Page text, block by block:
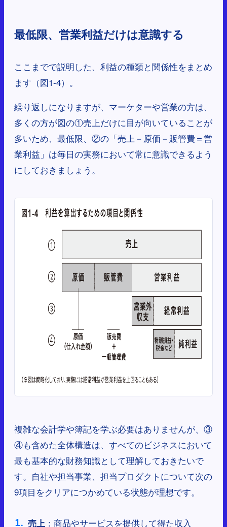
最低限、営業利益だけは意識する
ここまでで説明した、利益の種類と関係性をまとめ
ます（図1-4）。
繰り返しになりますが、マーケターや営業の方は、
多くの方が図の①売上だけに目が向いていることが
多いため、最低限、②の「売上－原価－販管費＝営
業利益」は毎日の実務において常に意識できるよう
にしておきましょう。
複雑な会計学や簿記を学ぶ必要はありませんが、③
④も含めた全体構造は、すべてのビジネスにおいて
最も基本的な財務知識として理解しておきたいで
す。自社や担当事業、担当プロダクトについて次の
9項目をクリアにつかめている状態が理想です。
売上 ：商品やサービスを提供して得た収入